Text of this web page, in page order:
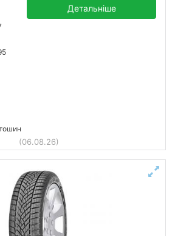
Детальніше
(06.08.26)